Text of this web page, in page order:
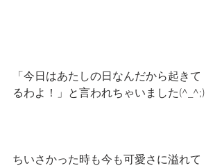
「今日はあたしの日なんだから起きて
るわよ！」と言われちゃいました(^_^;)
ちいさかった時も今も可愛さに溢れて